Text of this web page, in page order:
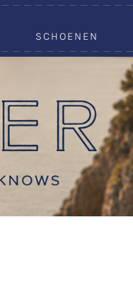
SCHOENEN